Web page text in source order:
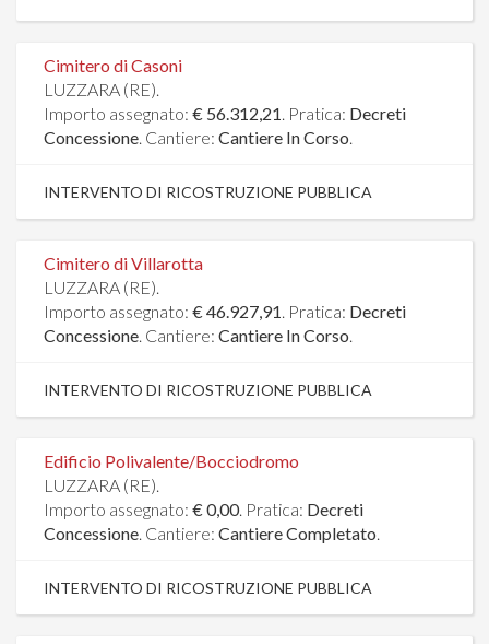
Cimitero di Casoni
LUZZARA (RE).
Importo assegnato: € 56.312,21. Pratica: Decreti
Concessione. Cantiere: Cantiere In Corso.
INTERVENTO DI RICOSTRUZIONE PUBBLICA
Cimitero di Villarotta
LUZZARA (RE).
Importo assegnato: € 46.927,91. Pratica: Decreti
Concessione. Cantiere: Cantiere In Corso.
INTERVENTO DI RICOSTRUZIONE PUBBLICA
Edificio Polivalente/Bocciodromo
LUZZARA (RE).
Importo assegnato: € 0,00. Pratica: Decreti
Concessione. Cantiere: Cantiere Completato.
INTERVENTO DI RICOSTRUZIONE PUBBLICA